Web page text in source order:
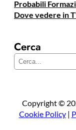
Probabili
Dove vedere in
Cerca
Copyright ©
Cookie Policy|